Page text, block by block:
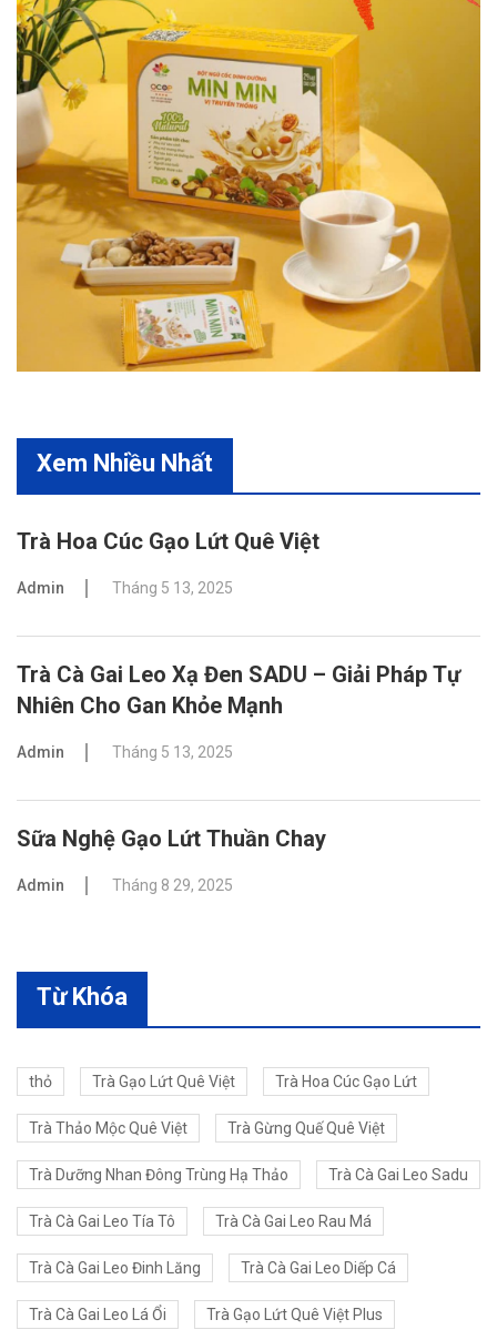
Xem Nhiều Nhất
Trà Hoa Cúc Gạo Lứt Quê Việt
Admin Tháng 5 13, 2025
Trà Cà Gai Leo Xạ Đen SADU – Giải Pháp Tự
Nhiên Cho Gan Khỏe Mạnh
Admin Tháng 5 13, 2025
Sữa Nghệ Gạo Lứt Thuần Chay
Admin Tháng 8 29, 2025
Từ Khóa
thỏ Trà Gạo Lứt Quê Việt Trà Hoa Cúc Gạo Lứt
Trà Thảo Mộc Quê Việt Trà Gừng Quế Quê Việt
Trà Dưỡng Nhan Đông Trùng Hạ Thảo Trà Cà Gai Leo Sadu
Trà Cà Gai Leo Tía Tô Trà Cà Gai Leo Rau Má
Trà Cà Gai Leo Đinh Lăng Trà Cà Gai Leo Diếp Cá
Trà Cà Gai Leo Lá Ổi Trà Gạo Lứt Quê Việt Plus